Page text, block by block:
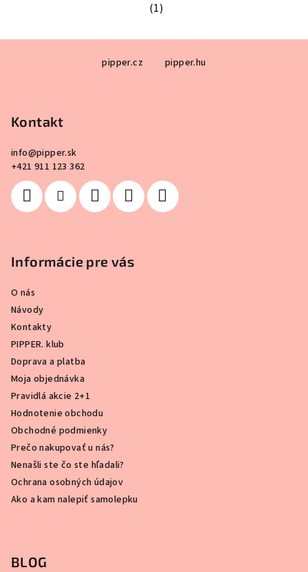
Priemerné hodnotenie produktu
(1)
pipper.cz pipper.hu
Kontakt
info@pipper.sk
+421 911 123 362
Informácie pre vás
O nás
Návody
Kontakty
PIPPER. klub
Doprava a platba
Moja objednávka
Pravidlá akcie 2+1
Hodnotenie obchodu
Obchodné podmienky
Prečo nakupovať u nás?
Nenašli ste čo ste hľadali?
Ochrana osobných údajov
Ako a kam nalepiť samolepku
BLOG